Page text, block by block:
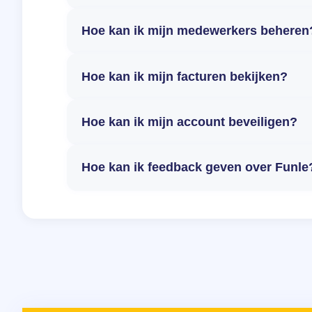
Hoe kan ik mijn medewerkers
Hoe kan ik mijn facturen bekijken?
Hoe kan ik mijn account beveiligen?
Hoe kan ik feedback geven over